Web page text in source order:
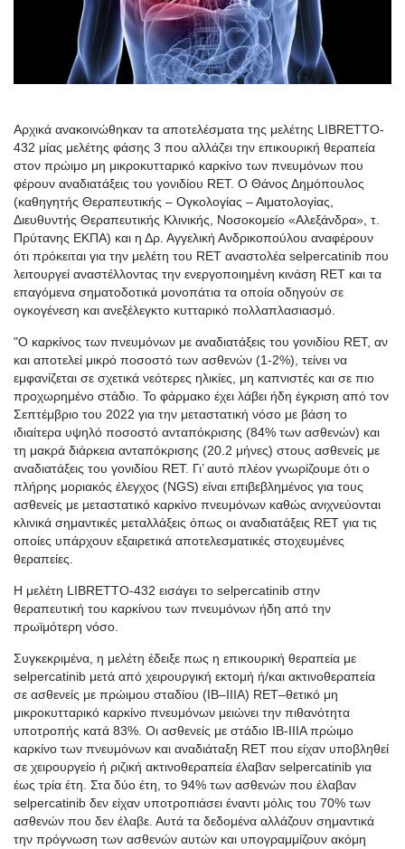
Αρχικά ανακοινώθηκαν τα αποτελέσματα της μελέτης LIBRETTO-
432 μίας μελέτης φάσης 3 που αλλάζει την επικουρική θεραπεία
στον πρώιμο μη μικροκυτταρικό καρκίνο των πνευμόνων που
φέρουν αναδιατάξεις του γονιδίου RET. Ο Θάνος Δημόπουλος
(καθηγητής Θεραπευτικής – Ογκολογίας – Αιματολογίας,
Διευθυντής Θεραπευτικής Κλινικής, Νοσοκομείο «Αλεξάνδρα», τ.
Πρύτανης ΕΚΠΑ) και η Δρ. Αγγελική Ανδρικοπούλου αναφέρουν
ότι πρόκειται για την μελέτη του RET αναστολέα selpercatinib που
λειτουργεί αναστέλλοντας την ενεργοποιημένη κινάση RET και τα
επαγόμενα σηματοδοτικά μονοπάτια τα οποία οδηγούν σε
ογκογένεση και ανεξέλεγκτο κυτταρικό πολλαπλασιασμό.
"Ο καρκίνος των πνευμόνων με αναδιατάξεις του γονιδίου RET, αν
και αποτελεί μικρό ποσοστό των ασθενών (1-2%), τείνει να
εμφανίζεται σε σχετικά νεότερες ηλικίες, μη καπνιστές και σε πιο
προχωρημένο στάδιο. Το φάρμακο έχει λάβει ήδη έγκριση από τον
Σεπτέμβριο του 2022 για την μεταστατική νόσο με βάση το
ιδιαίτερα υψηλό ποσοστό ανταπόκρισης (84% των ασθενών) και
τη μακρά διάρκεια ανταπόκρισης (20.2 μήνες) στους ασθενείς με
αναδιατάξεις του γονιδίου RET. Γι’ αυτό πλέον γνωρίζουμε ότι ο
πλήρης μοριακός έλεγχος (NGS) είναι επιβεβλημένος για τους
ασθενείς με μεταστατικό καρκίνο πνευμόνων καθώς ανιχνεύονται
κλινικά σημαντικές μεταλλάξεις όπως οι αναδιατάξεις RET για τις
οποίες υπάρχουν εξαιρετικά αποτελεσματικές στοχευμένες
θεραπείες.
Η μελέτη LIBRETTO-432 εισάγει το selpercatinib στην
θεραπευτική του καρκίνου των πνευμόνων ήδη από την
πρωϊμότερη νόσο.
Συγκεκριμένα, η μελέτη έδειξε πως η επικουρική θεραπεία με
selpercatinib μετά από χειρουργική εκτομή ή/και ακτινοθεραπεία
σε ασθενείς με πρώιμου σταδίου (IB–IIIA) RET–θετικό μη
μικροκυτταρικό καρκίνο πνευμόνων μειώνει την πιθανότητα
υποτροπής κατά 83%. Οι ασθενείς με στάδιο ΙΒ-ΙΙΙΑ πρώιμο
καρκίνο των πνευμόνων και αναδιάταξη RET που είχαν υποβληθεί
σε χειρουργείο ή ριζική ακτινοθεραπεία έλαβαν selpercatinib για
έως τρία έτη. Στα δύο έτη, το 94% των ασθενών που έλαβαν
selpercatinib δεν είχαν υποτροπιάσει έναντι μόλις του 70% των
ασθενών που δεν έλαβε. Αυτά τα δεδομένα αλλάζουν σημαντικά
την πρόγνωση των ασθενών αυτών και υπογραμμίζουν ακόμη